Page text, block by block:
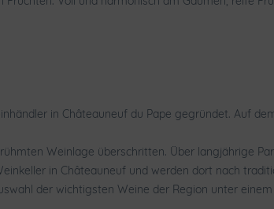
in Châteauneuf du Pape gegründet. Auf
Weinlage überschritten. Über langjährige
in Châteauneuf und werden dort nach
der wichtigsten Weine der Region unter